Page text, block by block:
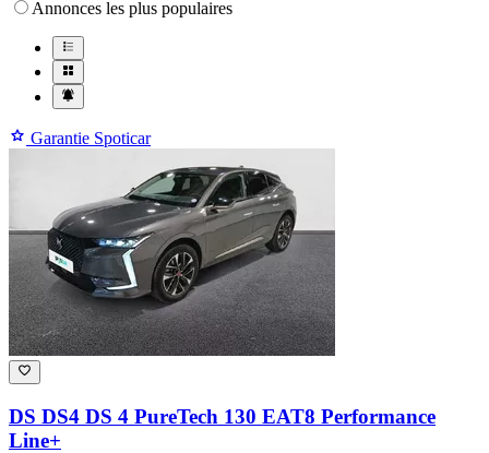
Annonces les plus populaires
Garantie Spoticar
DS DS4 DS 4 PureTech 130 EAT8 Performance
Line+